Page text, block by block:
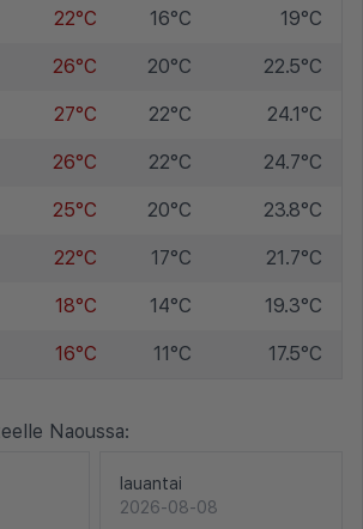
22°C 16°C 19°C
26°C 20°C 22.5°C
27°C 22°C 24.1°C
26°C 22°C 24.7°C
25°C 20°C 23.8°C
22°C 17°C 21.7°C
18°C 14°C 19.3°C
16°C 11°C 17.5°C
Naoussa:
lauantai
2026-08-08